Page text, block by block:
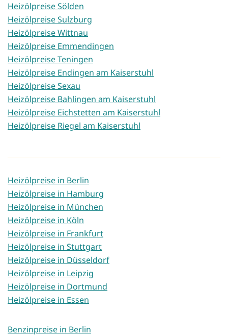
Heizölpreise Sölden
Heizölpreise Sulzburg
Heizölpreise Wittnau
Heizölpreise Emmendingen
Heizölpreise Teningen
Heizölpreise Endingen am Kaiserstuhl
Heizölpreise Sexau
Heizölpreise Bahlingen am Kaiserstuhl
Heizölpreise Eichstetten am Kaiserstuhl
Heizölpreise Riegel am Kaiserstuhl
Heizölpreise in Berlin
Heizölpreise in Hamburg
Heizölpreise in München
Heizölpreise in Köln
Heizölpreise in Frankfurt
Heizölpreise in Stuttgart
Heizölpreise in Düsseldorf
Heizölpreise in Leipzig
Heizölpreise in Dortmund
Heizölpreise in Essen
Benzinpreise in Berlin